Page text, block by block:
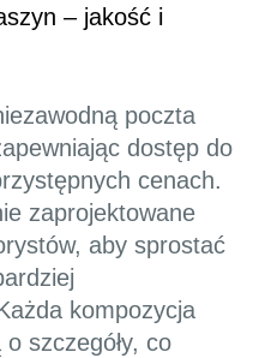
– jakość i
poczta
dostęp do
cenach.
zaprojektowane
aby sprostać
kompozycja
szczegóły, co